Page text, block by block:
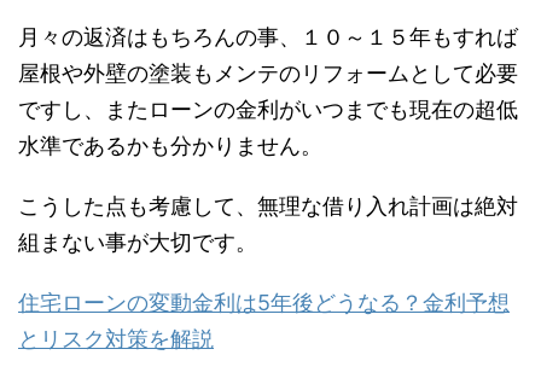
月々の返済はもちろんの事、１０～１５年もすれば
屋根や外壁の塗装もメンテのリフォームとして必要
ですし、またローンの金利がいつまでも現在の超低
水準であるかも分かりません。
こうした点も考慮して、無理な借り入れ計画は絶対
組まない事が大切です。
住宅ローンの変動金利は5年後どうなる？金利予想
とリスク対策を解説